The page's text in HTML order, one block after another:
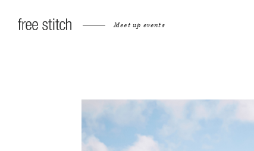
Meet up events